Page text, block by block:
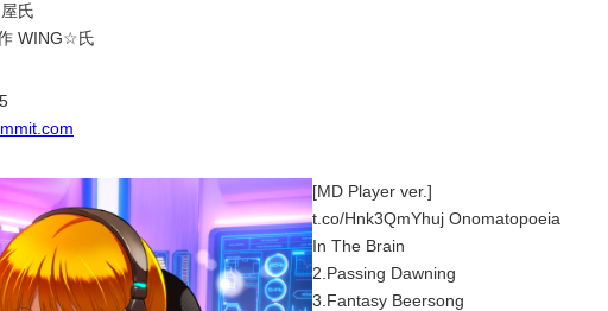
氏
WING☆氏
[MD Player ver.]
t.co/Hnk3QmYhuj Onomatopoeia
In The Brain
2.Passing Dawning
3.Fantasy Beersong